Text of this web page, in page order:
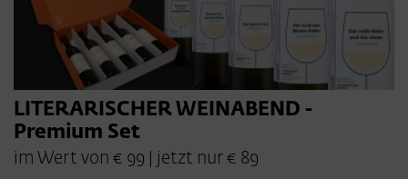
LITERARISCHER WEINABEND -
Premium Set
im Wert von € 99 | jetzt nur € 89